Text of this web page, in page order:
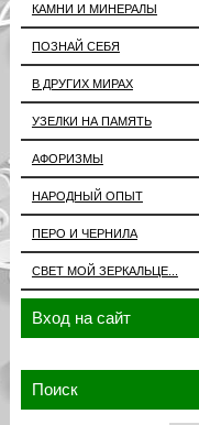
КАМНИ И МИНЕРАЛЫ
ПОЗНАЙ СЕБЯ
В ДРУГИХ МИРАХ
УЗЕЛКИ НА ПАМЯТЬ
АФОРИЗМЫ
НАРОДНЫЙ ОПЫТ
ПЕРО И ЧЕРНИЛА
СВЕТ МОЙ ЗЕРКАЛЬЦЕ...
Вход на сайт
Поиск